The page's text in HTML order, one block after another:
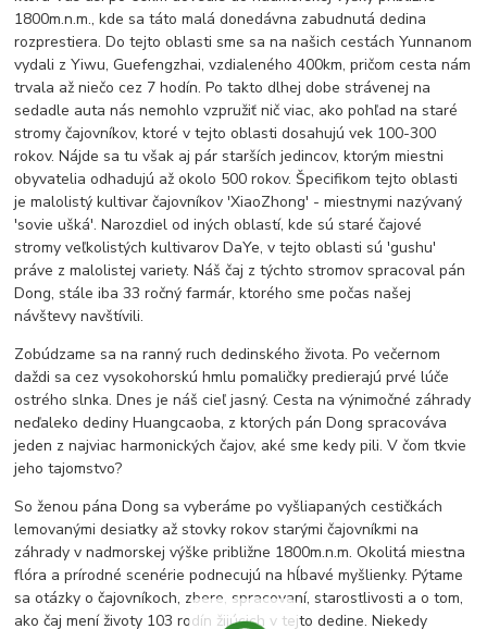
1800m.n.m., kde sa táto malá donedávna zabudnutá dedina
rozprestiera. Do tejto oblasti sme sa na našich cestách Yunnanom
vydali z Yiwu, Guefengzhai, vzdialeného 400km, pričom cesta nám
trvala až niečo cez 7 hodín. Po takto dlhej dobe strávenej na
sedadle auta nás nemohlo vzpružiť nič viac, ako pohľad na staré
stromy čajovníkov, ktoré v tejto oblasti dosahujú vek 100-300
rokov. Nájde sa tu však aj pár starších jedincov, ktorým miestni
obyvatelia odhadujú až okolo 500 rokov. Špecifikom tejto oblasti
je malolistý kultivar čajovníkov 'XiaoZhong' - miestnymi nazývaný
'sovie ušká'. Narozdiel od iných oblastí, kde sú staré čajové
stromy veľkolistých kultivarov DaYe, v tejto oblasti sú 'gushu'
práve z malolistej variety. Náš čaj z týchto stromov spracoval pán
Dong, stále iba 33 ročný farmár, ktorého sme počas našej
návštevy navštívili.
Zobúdzame sa na ranný ruch dedinského života. Po večernom
daždi sa cez vysokohorskú hmlu pomaličky predierajú prvé lúče
ostrého slnka. Dnes je náš cieľ jasný. Cesta na výnimočné záhrady
neďaleko dediny Huangcaoba, z ktorých pán Dong spracováva
jeden z najviac harmonických čajov, aké sme kedy pili. V čom tkvie
jeho tajomstvo?
So ženou pána Dong sa vyberáme po vyšliapaných cestičkách
lemovanými desiatky až stovky rokov starými čajovníkmi na
záhrady v nadmorskej výške približne 1800m.n.m. Okolitá miestna
flóra a prírodné scenérie podnecujú na hĺbavé myšlienky. Pýtame
sa otázky o čajovníkoch, zbere, spracovaní, starostlivosti a o tom,
ako čaj mení životy 103 rodín žijúcich v tejto dedine. Niekedy